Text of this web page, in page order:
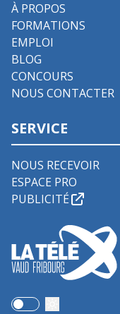
À PROPOS
FORMATIONS
EMPLOI
BLOG
CONCOURS
NOUS CONTACTER
SERVICE
NOUS RECEVOIR
ESPACE PRO
PUBLICITÉ
Use setting